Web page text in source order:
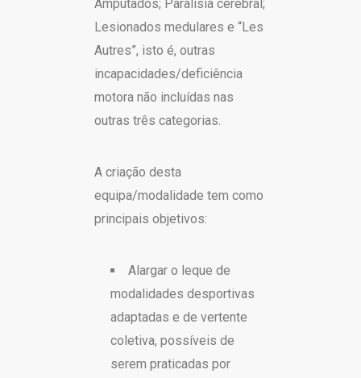
Amputados; Paralisia cerebral;
Lesionados medulares e “Les
Autres”, isto é, outras
incapacidades/deficiência
motora não incluídas nas
outras três categorias.
A criação desta
equipa/modalidade tem como
principais objetivos:
Alargar o leque de
modalidades desportivas
adaptadas e de vertente
coletiva, possíveis de
serem praticadas por